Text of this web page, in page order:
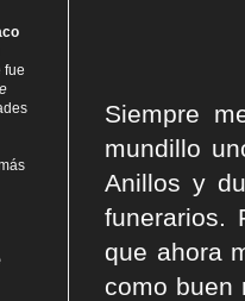
Siempre
mundillo
Anillos y
funerarios.
que ahora
como buen
fue